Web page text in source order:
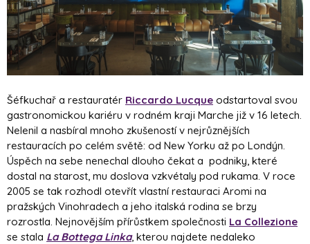
Šéfkuchař a restauratér Riccardo Lucque odstartoval svou
gastronomickou kariéru v rodném kraji Marche již v 16 letech.
Nelenil a nasbíral mnoho zkušeností v nejrůznějších
restauracích po celém světě: od New Yorku až po Londýn.
Úspěch na sebe nenechal dlouho čekat a podniky, které
dostal na starost, mu doslova vzkvétaly pod rukama. V roce
2005 se tak rozhodl otevřít vlastní restauraci Aromi na
pražských Vinohradech a jeho italská rodina se brzy
rozrostla. Nejnovějším přírůstkem společnosti La Collezione
se stala La Bottega Linka, kterou najdete nedaleko